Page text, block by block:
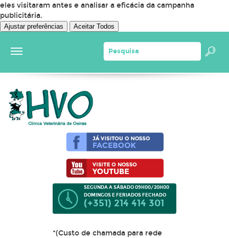
eles visitaram antes e analisar a eficácia da campanha
publicitária.
Ajustar preferências Aceitar Todos
SEGUNDA A SÁBADO 09H00/20H00
DOMINGOS E FERIADOS FECHADO
(+351) 214 414 301
*(Custo de chamada para rede